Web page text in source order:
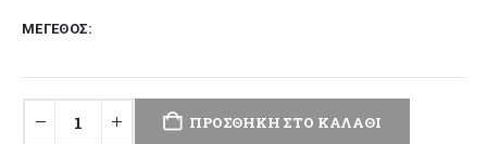
ΜΈΓΕΘΟΣ
ΠΡΟΣΘΉΚΗ ΣΤΟ ΚΑΛΆΘΙ